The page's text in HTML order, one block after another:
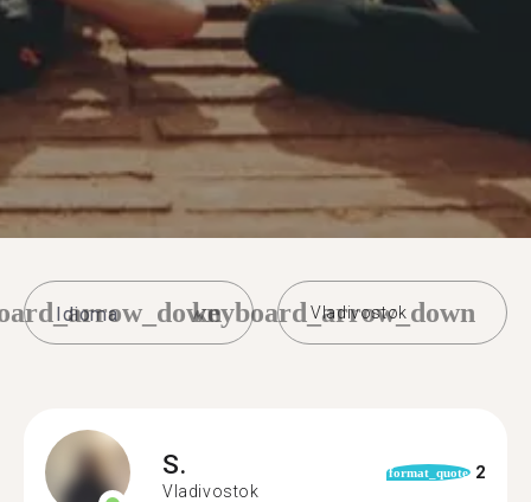
Vladivostok
keyboard_arrow_down
S.
Vladivostok
format_quote 2